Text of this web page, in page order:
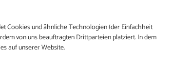
Cookies und ähnliche Technologien (der Einfachheit
von uns beauftragten Drittparteien platziert. In dem
auf unserer Website.